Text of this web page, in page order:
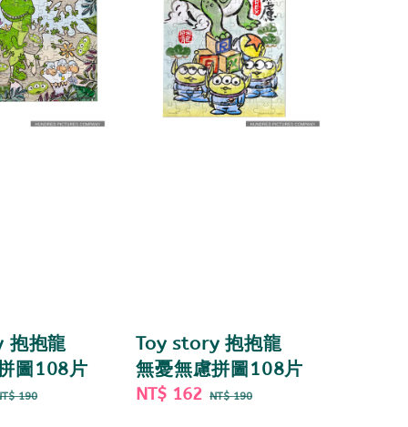
抱抱龍
圖108片
190
Toy story 抱抱龍
無憂無慮拼圖108片
Sale
NT$ 162 Regular
NT$ 190